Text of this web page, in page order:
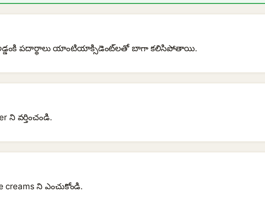
పదార్థాలు యాంటియాక్సిడెంట్‌లతో బాగా కలిసిపోతాయి.
ని వర్తించండి.
creams ని ఎంచుకోండి.